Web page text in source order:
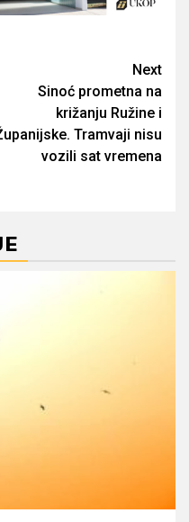
Next
Sinoć prometna na
križanju Ružine i
Tramvaji nisu
vozili sat vremena